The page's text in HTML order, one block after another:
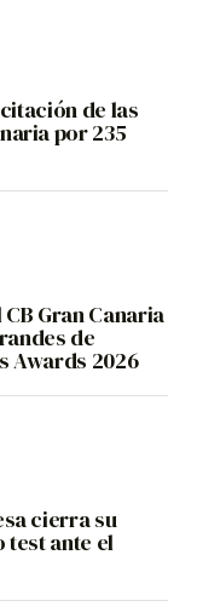
de las
por 235
Gran Canaria
de
Awards 2026
cierra su
test ante el